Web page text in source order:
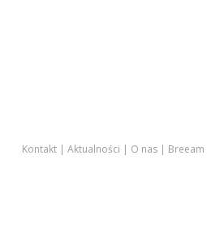
Kontakt Aktualności O nas Breeam